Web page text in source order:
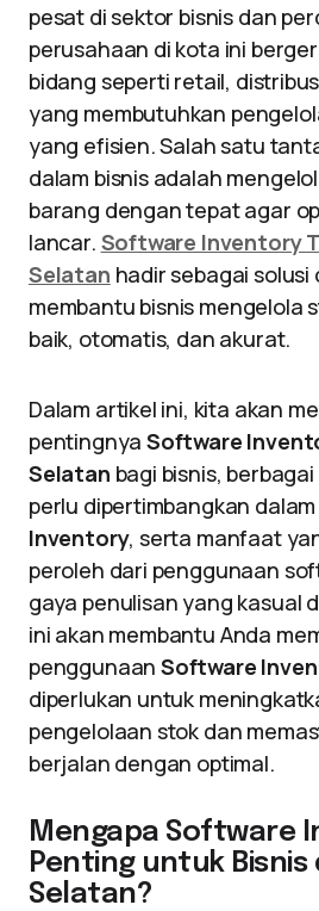
pesat di sektor bisnis dan
perusahaan di kota ini
bidang seperti retail,
yang membutuhkan
yang efisien. Salah satu
dalam bisnis adalah
barang dengan tepat agar
lancar. Software Inventory
Selatan hadir sebagai solusi
membantu bisnis mengelola
baik, otomatis, dan akurat.
Dalam artikel ini, kita akan
pentingnyaSoftware
Selatan bagi bisnis,
perlu dipertimbangkan dalam
Inventory, serta manfaat
peroleh dari penggunaan
gaya penulisan yang kasual
ini akan membantu Anda
penggunaanSoftware
diperlukan untuk
pengelolaan stok dan
berjalan dengan optimal.
Mengapa Software
Penting untuk Bisnis
Selatan?